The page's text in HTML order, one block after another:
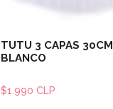
TUTU 3 CAPAS 30CM
BLANCO
$1.990 CLP